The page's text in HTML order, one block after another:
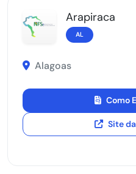
Arapiraca
AL
Alagoas
Como
Site